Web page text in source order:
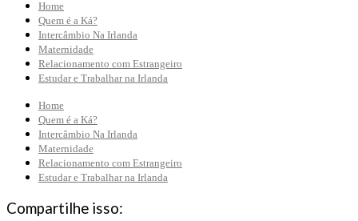
Home
Quem é a Ká?
Intercâmbio Na Irlanda
Maternidade
Relacionamento com Estrangeiro
Estudar e Trabalhar na Irlanda
Home
Quem é a Ká?
Intercâmbio Na Irlanda
Maternidade
Relacionamento com Estrangeiro
Estudar e Trabalhar na Irlanda
Compartilhe isso: